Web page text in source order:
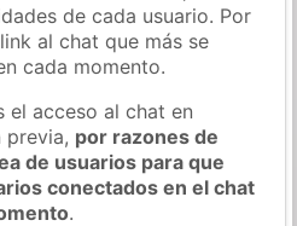
de cada usuario. Por
al chat que más se
cada momento.
el acceso al chat en
previa, por razones de
de usuarios para que
conectados en el chat
.